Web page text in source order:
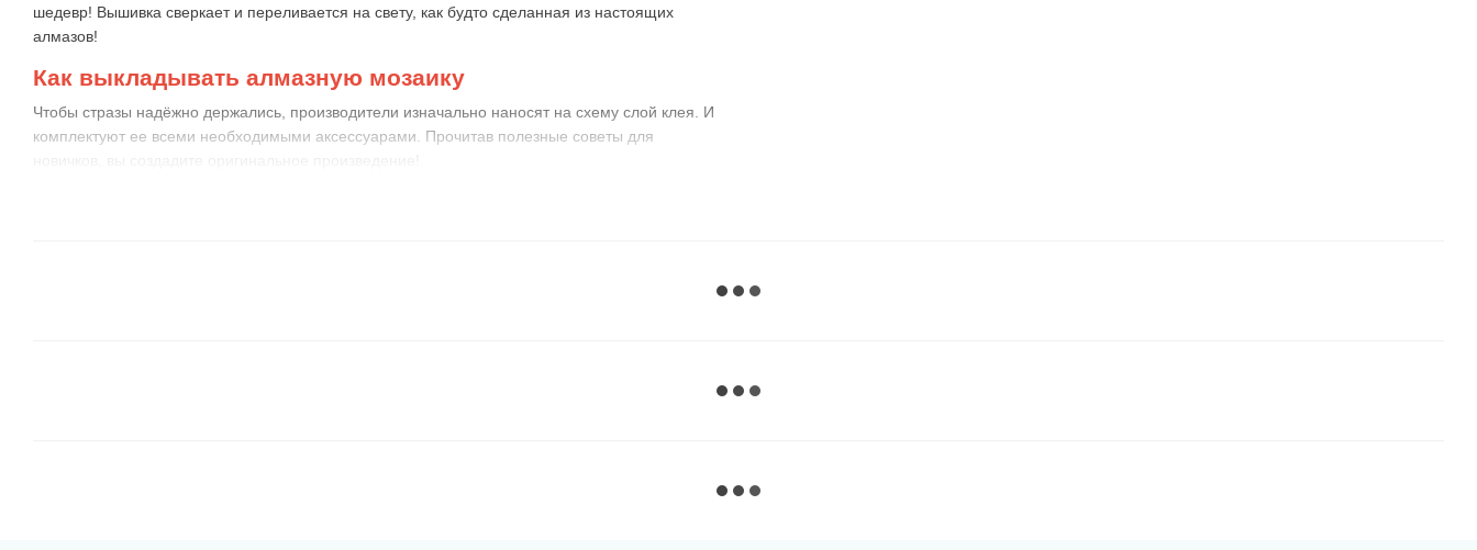
шедевр! Вышивка сверкает и переливается на свету, как будто сделанная из настоящих
алмазов!
Как выкладывать алмазную мозаику
Чтобы стразы надёжно держались, производители изначально наносят на схему слой клея. И
комплектуют ее всеми необходимыми аксессуарами. Прочитав полезные советы для